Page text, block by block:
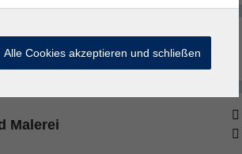
– Chancen und Risiken des
Malerei
Alle Cookies akzeptieren und schließen